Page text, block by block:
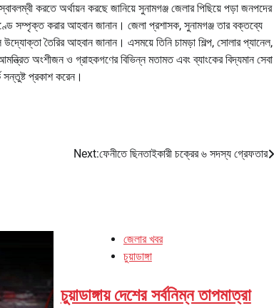
করতে অর্থায়ন করছে জানিয়ে সুনামগঞ্জ জেলার পিছিয়ে পড়া জনপদের
সম্পৃক্ত করার আহবান জানান। জেলা প্রশাসক, সুনামগঞ্জ তার বক্তব্যে
তৈরির আহবান জানান। এসময়ে তিনি চামড়া শিল্প, সোলার প্যানেল,
অংশীজন ও গ্রাহকগণের বিভিন্ন মতামত এবং ব্যাংকের বিদ্যমান সেবা
প্রকাশ করেন।
Next:ফেনীতে ছিনতাইকারী চক্রের ৬ সদস্য গ্রেফতার
জেলার খবর
চুয়াডাঙ্গা
চুয়াডাঙ্গায় দেশের সর্বনিম্ন তাপমাত্রা